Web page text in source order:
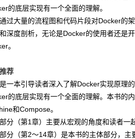
的底层实现有一个全面的理解。
过大量的流程图和代码片段对Docker的
深度剖析，无论是Docker的使用者还是
。
荐
一本引导读者深入了解Docker实现原理
的底层实现有一个全面的理解。本书的
和Compose。
分（第1章）主要从宏观的角度和读者一
分（第2～14章）是本书的主体部分，主